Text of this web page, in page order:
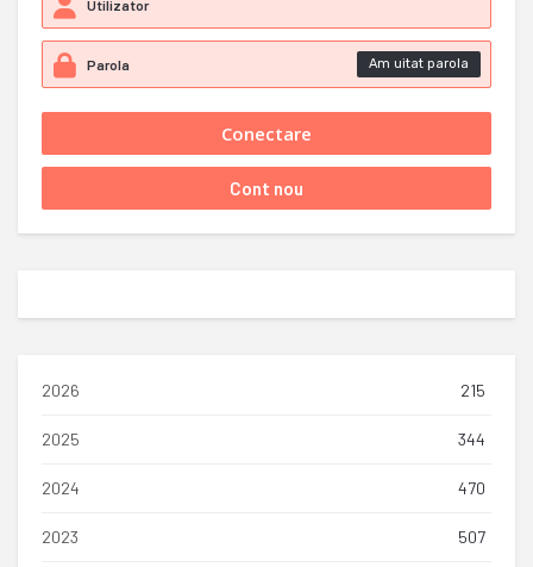
Am uitat parola
2026 215
2025 344
2024 470
2023 507